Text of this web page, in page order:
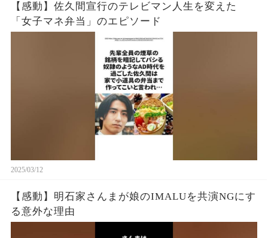
【感動】佐久間宣行のテレビマン人生を変えた
「女子マネ弁当」のエピソード
2025/03/12
【感動】明石家さんまが娘のIMALUを共演NGにす
る意外な理由